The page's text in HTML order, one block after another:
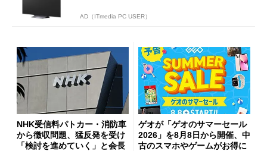
AD（ITmedia PC USER）
NHK受信料パトカー・消防車
から徴収問題、猛反発を受け
「検討を進めていく」と会長
ゲオが「ゲオのサマーセール
2026」を8月8日から開催、中
古のスマホやゲームがお得に